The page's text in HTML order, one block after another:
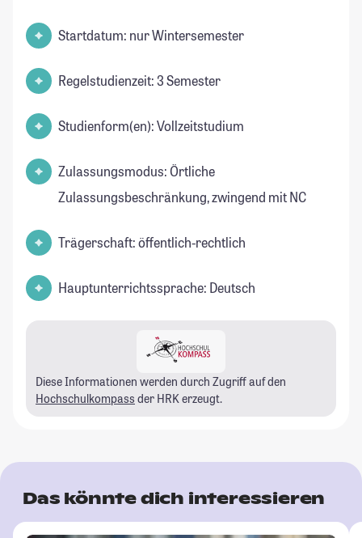
Startdatum: nur Wintersemester
Regelstudienzeit: 3 Semester
Studienform(en): Vollzeitstudium
Zulassungsmodus: Örtliche
Zulassungsbeschränkung, zwingend mit NC
Trägerschaft: öffentlich-rechtlich
Hauptunterrichtssprache: Deutsch
Diese Informationen werden durch Zugriff auf den
Hochschulkompass der HRK erzeugt.
Das könnte dich interessieren